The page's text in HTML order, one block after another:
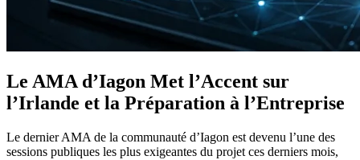
Le AMA d’Iagon Met l’Accent sur
l’Irlande et la Préparation à l’Entreprise
Le dernier AMA de la communauté d’Iagon est devenu l’une des
sessions publiques les plus exigeantes du projet ces derniers mois,